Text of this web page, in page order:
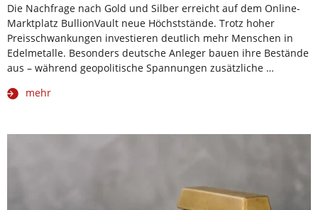
Die Nachfrage nach Gold und Silber erreicht auf dem Online-
Marktplatz BullionVault neue Höchststände. Trotz hoher
Preisschwankungen investieren deutlich mehr Menschen in
Edelmetalle. Besonders deutsche Anleger bauen ihre Bestände
aus – während geopolitische Spannungen zusätzliche …
mehr